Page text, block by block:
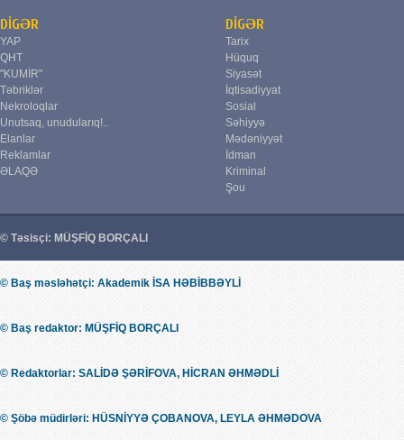
DİGƏR
YAP
QHT
"KUMİR"
Təbriklər
Nekroloqlar
Unutsaq, unudularıq!..
Elanlar
Reklamlar
ƏLAQƏ
DİGƏR
Tarix
Hüquq
Siyasət
İqtisadiyyat
Sosial
Səhiyyə
Mədəniyyət
İdman
Kriminal
Şou
© Təsisçi: MÜŞFİQ BORÇALI
© Baş məsləhətçi: Akademik İSA HƏBİBBƏYLİ
© Baş redaktor: MÜŞFİQ BORÇALI
© Redaktorlar: SALİDƏ ŞƏRİFOVA, HİCRAN ƏHMƏDLİ
© Şöbə müdirləri: HÜSNİYYƏ ÇOBANOVA, LEYLA ƏHMƏDOVA